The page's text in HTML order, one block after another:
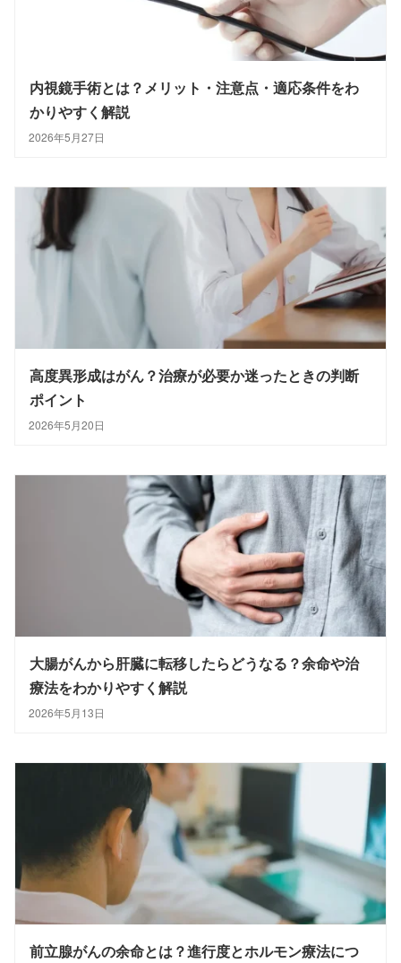
内視鏡手術とは？メリット・注意点・適応条件をわ
かりやすく解説
2026年5月27日
高度異形成はがん？治療が必要か迷ったときの判断
ポイント
2026年5月20日
大腸がんから肝臓に転移したらどうなる？余命や治
療法をわかりやすく解説
2026年5月13日
前立腺がんの余命とは？進行度とホルモン療法につ